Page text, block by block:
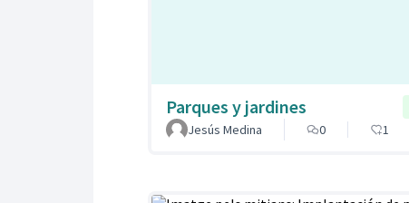
Parques y jardines
Jesús Medina
0 1